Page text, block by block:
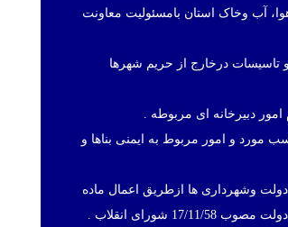
آب وخاک استان بامسئولیت معاونت
تاسیسات درخارج از حریم شهرها
مورد و امور مربوط به ایمنی بناها و
وشهرداری ها ازطریق اعمال ماده